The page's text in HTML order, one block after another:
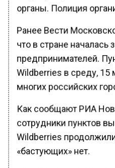
органы. Полиция
Ранее Вести
что в стране началась
предпринимателей.
Wildberries в среду, 15
многих российских
Как сообщают РИА
сотрудники пунктов
Wildberries
«бастующих» нет.